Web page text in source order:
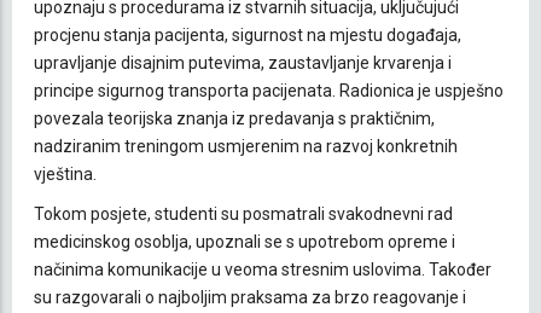
upoznaju s procedurama iz stvarnih situacija, uključujući
procjenu stanja pacijenta, sigurnost na mjestu događaja,
upravljanje disajnim putevima, zaustavljanje krvarenja i
principe sigurnog transporta pacijenata. Radionica je uspješno
povezala teorijska znanja iz predavanja s praktičnim,
nadziranim treningom usmjerenim na razvoj konkretnih
vještina.
Tokom posjete, studenti su posmatrali svakodnevni rad
medicinskog osoblja, upoznali se s upotrebom opreme i
načinima komunikacije u veoma stresnim uslovima. Također
su razgovarali o najboljim praksama za brzo reagovanje i